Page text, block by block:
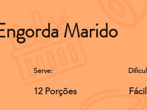
Marido
Serve:
12 Porções Fácil